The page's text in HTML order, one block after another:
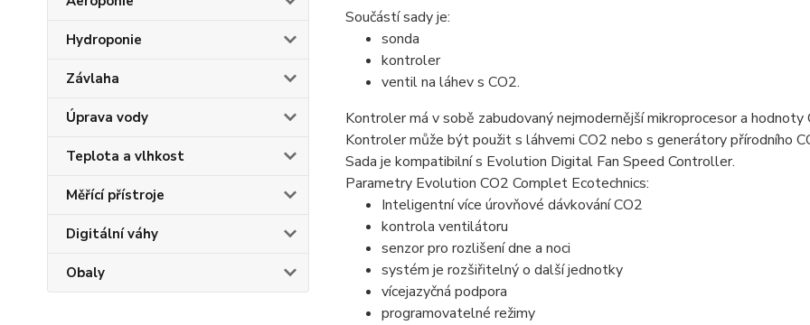
Hydroponie
Závlaha
Úprava vody
Teplota a vlhkost
Měřící přístroje
Digitální váhy
Obaly
Součástí sady je:
sonda
kontroler
ventil na láhev s CO2.
Kontroler má v sobě zabudovanýnejmodernější mikroprocesora hodnoty
Kontroler může být použit s láhvemi CO2 nebo s generátory přírodního
Sada je kompatibilní s Evolution Digital Fan Speed Controller.
Parametry Evolution CO2 Complet Ecotechnics:
Inteligentní více úrovňové dávkování CO2
kontrola ventilátoru
senzor pro rozlišení dne a noci
systém je rozšiřitelný o další jednotky
vícejazyčná podpora
programovatelné režimy